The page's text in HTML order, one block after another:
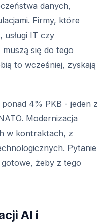
danych,
Firmy, które
usługi IT czy
się do tego
to wcześniej, zyskają
4% PKB - jeden z
Modernizacja
w kontraktach, z
Pytanie
żeby z tego
AI i